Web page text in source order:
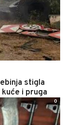
stigla
i pruga
0